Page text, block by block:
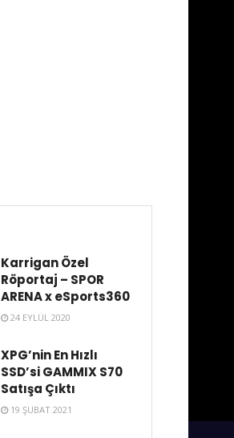
Karrigan Özel
Röportaj – SPOR
ARENA x eSports360
24 EYLÜL 2020
XPG’nin En Hızlı
SSD’si GAMMIX S70
Satışa Çıktı
19 ŞUBAT 2021